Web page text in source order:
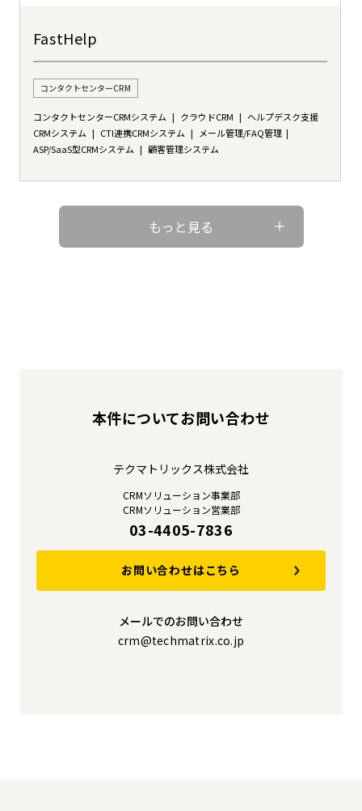
FastHelp
コンタクトセンターCRM
コンタクトセンターCRMシステム クラウドCRM
ヘルプデスク支援
CRMシステム
CTI連携CRMシステム
メール管理/FAQ管理
ASP/SaaS型CRMシステム
顧客管理システム
もっと見る
本件についてお問い合わせ
テクマトリックス株式会社
CRMソリューション事業部
CRMソリューション営業部
03-4405-7836
お問い合わせはこちら
メールでのお問い合わせ
crm@techmatrix.co.jp